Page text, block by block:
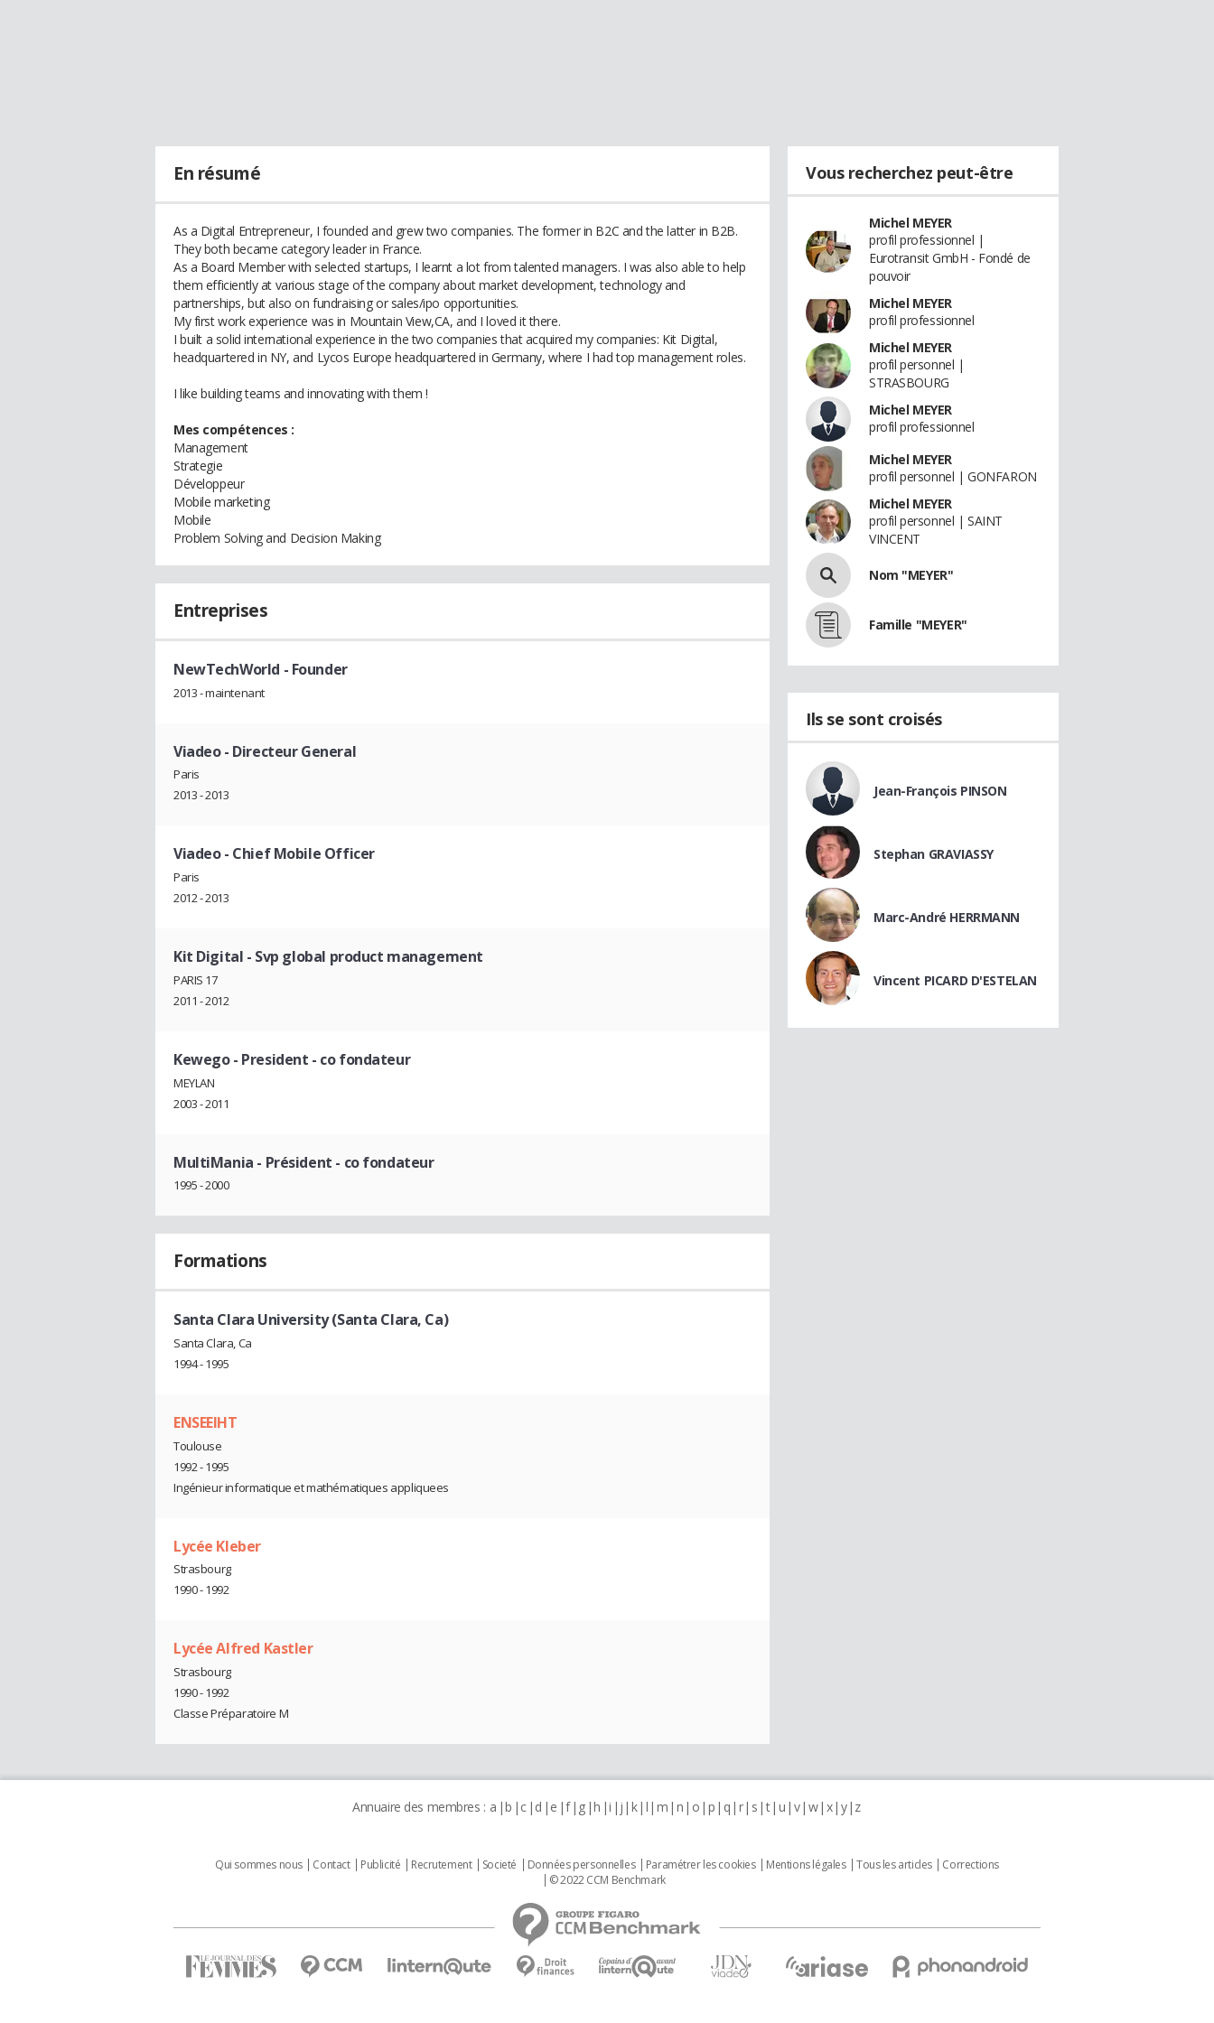
En résumé
As a Digital Entrepreneur, I founded and grew two companies. The former in B2C and the latter in B2B.
They both became category leader in France.
As a Board Member with selected startups, I learnt a lot from talented managers. I was also able to help
them efficiently at various stage of the company about market development, technology and
partnerships, but also on fundraising or sales/ipo opportunities.
My first work experience was in Mountain View,CA, and I loved it there.
I built a solid international experience in the two companies that acquired my companies: Kit Digital,
headquartered in NY, and Lycos Europe headquartered in Germany, where I had top management roles.
I like building teams and innovating with them !
Mes compétences :
Management
Strategie
Développeur
Mobile marketing
Mobile
Problem Solving and Decision Making
Entreprises
NewTechWorld - Founder
2013 - maintenant
Viadeo- Directeur General
Paris
2013 - 2013
Viadeo- Chief Mobile Officer
Paris
2012 - 2013
Kit Digital - Svp global product management
PARIS 17
2011 - 2012
Kewego- President - co fondateur
MEYLAN
2003 - 2011
MultiMania - Président - co fondateur
1995 - 2000
Formations
Santa Clara University (Santa Clara, Ca)
Santa Clara, Ca
1994 - 1995
ENSEEIHT
Toulouse
1992 - 1995
Ingénieur informatique et mathématiques appliquees
Lycée Kleber
Strasbourg
1990 - 1992
Lycée Alfred Kastler
Strasbourg
1990 - 1992
Classe Préparatoire M
Vous recherchez peut-être
Michel MEYER
profil professionnel |
Eurotransit GmbH - Fondé de
pouvoir
Michel MEYER
profil professionnel
Michel MEYER
profil personnel |
STRASBOURG
Michel MEYER
profil professionnel
Michel MEYER
profil personnel | GONFARON
Michel MEYER
profil personnel | SAINT
VINCENT
Nom "MEYER"
Famille "MEYER"
Ils se sont croisés
Jean-François PINSON
Stephan GRAVIASSY
Marc-André HERRMANN
Vincent PICARD D'ESTELAN
Annuaire des membres : a b c d e f g h i j k l m n o p q r s t u v w x y z
Qui sommes nous Contact Publicité Recrutement Societé Données personnelles Paramétrer les cookies Mentions légales Tous les articles
Corrections
© 2022 CCM Benchmark